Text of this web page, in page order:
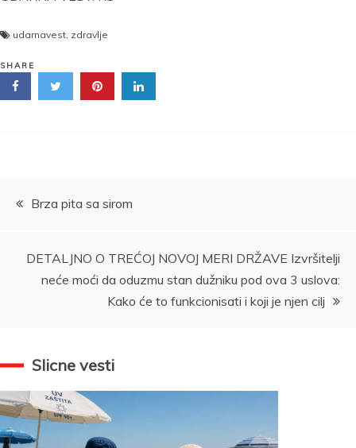
udarnavest, zdravlje
SHARE
Kretanje
Brza pita sa sirom
DETALJNO O TREĆOJ NOVOJ MERI DRŽAVE Izvršitelji
neće moći da oduzmu stan dužniku pod ova 3 uslova:
Kako će to funkcionisati i koji je njen cilj
Slicne vesti